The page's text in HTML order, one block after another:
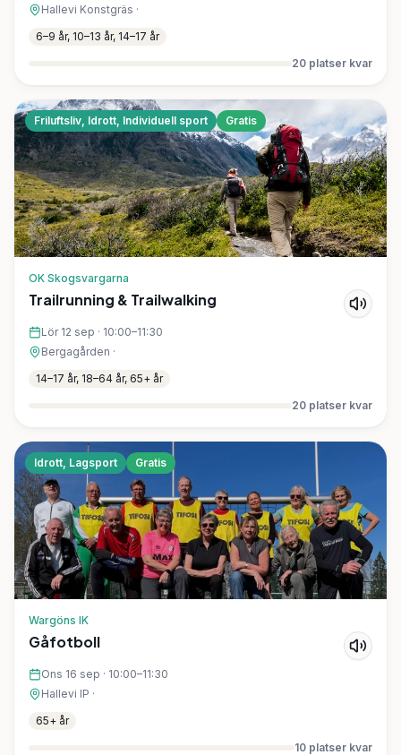
Hallevi Konstgräs ·
6–9 år, 10–13 år, 14–17 år
20 platser kvar
Friluftsliv, Idrott, Individuell sport Gratis
OK Skogsvargarna
Trailrunning & Trailwalking
Lör 12 sep · 10:00–11:30
Bergagården ·
14–17 år, 18–64 år, 65+ år
20 platser kvar
Idrott, Lagsport Gratis
Wargöns IK
Gåfotboll
Ons 16 sep · 10:00–11:30
Hallevi IP ·
65+ år
10 platser kvar